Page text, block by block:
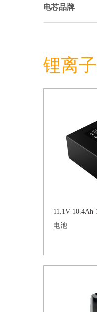
电芯品牌
锂离
11.1V 10.4Ah
电池